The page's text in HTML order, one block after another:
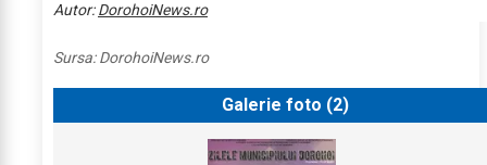
Autor:DorohoiNews.ro
Sursa:DorohoiNews.ro
Galerie foto (2)